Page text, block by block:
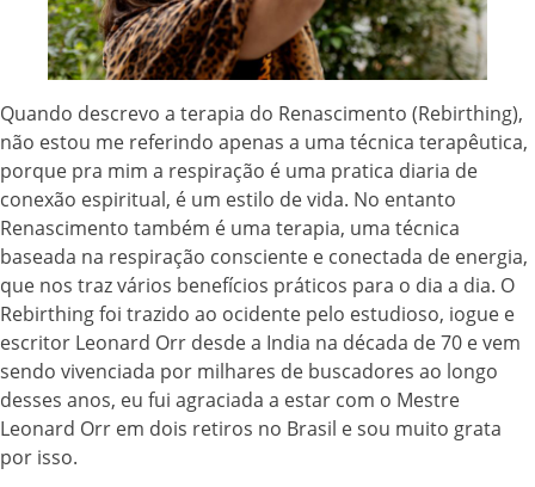
Quando descrevo a terapia do Renascimento (Rebirthing),
não estou me referindo apenas a uma técnica terapêutica,
porque pra mim a respiração é uma pratica diaria de
conexão espiritual, é um estilo de vida. No entanto
Renascimento também é uma terapia, uma técnica
baseada na respiração consciente e conectada de energia,
que nos traz vários benefícios práticos para o dia a dia. O
Rebirthing foi trazido ao ocidente pelo estudioso, iogue e
escritor Leonard Orr desde a India na década de 70 e vem
sendo vivenciada por milhares de buscadores ao longo
desses anos, eu fui agraciada a estar com o Mestre
Leonard Orr em dois retiros no Brasil e sou muito grata
por isso.